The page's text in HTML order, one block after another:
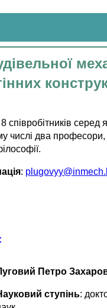
співробітників серед
числі два
:
Петро
ступінь: